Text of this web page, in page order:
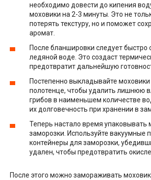
необходимо довести до кипения
моховики на 2-3 минуты. Это не
потерять текстуру, но и поможет
аромат.
После бланшировки следует быстро
ледяной воде. Это создаст
предотвратит дальнейшую
Постепенно выкладывайте
полотенце, чтобы удалить лишнюю
грибов в наименьшем количестве
их долговечность при хранении в
Теперь настало время упаковывать
заморозки. Используйте вакуумные
контейнеры для заморозки,
удален, чтобы предотвратить
После этого можно замораживать